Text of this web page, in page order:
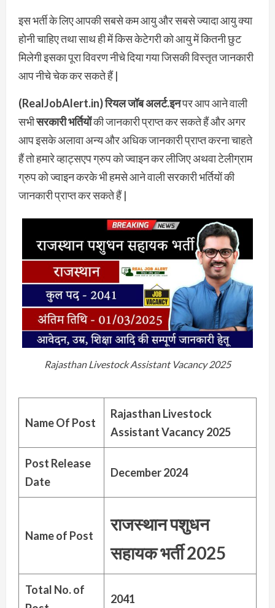
इस भर्ती के लिए आपकी सबसे कम आयु और सबसे ज्यादा आयु क्या
होनी चाहिए तथा साथ ही में किस केटेगरी को आयु में कितनी छुट
मिलेगी इसका पूरा विवरण नीचे दिया गया जिसकी विस्तृत जानकारी
आप नीचे चेक कर सकते हैं |
(RealJobAlert.in) रियल जॉब अलर्ट.इनपर आप आने वाली
सभीसरकारी भर्तियोंकी जानकारी प्राप्त कर सकते हैं और अगर
आप इसके अलावा अन्य और अधिक जानकारी प्राप्त करना चाहते
हैं तो हमारे व्हाट्सएप ग्रुप को ज्वाइन कर लीजिए अथवा टेलीग्राम
ग्रुप को ज्वाइन करके भी हमसे आने वाली सरकारी भर्तियों की
जानकारी प्राप्त कर सकते हैं |
Rajasthan Livestock Assistant Vacancy 2025
Name Of Post
Rajasthan Livestock
Assistant Vacancy 2025
Post Release
Date
December 2024
Name of Post
राजस्थान पशुधन
सहायक भर्ती2025
Total No. of
2041